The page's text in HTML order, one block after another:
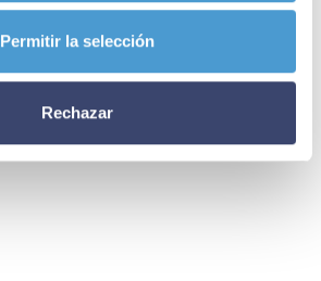
Permitir la selección
Rechazar